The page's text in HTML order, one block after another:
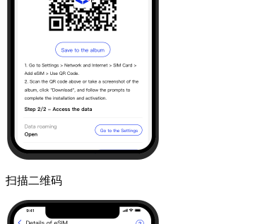
扫描二维码